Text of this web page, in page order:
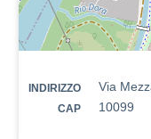
INDIRIZZO Via
CAP 10099